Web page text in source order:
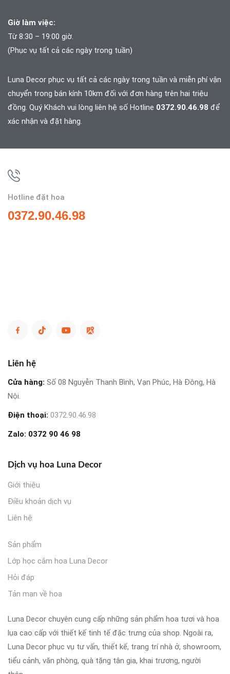
Giờ làm việc:
Từ 8:30 – 19:00 giờ.
(Phục vụ tất cả các ngày trong tuần)
Luna Decor phục vụ tất cả các ngày trong tuần và miễn phí vận
chuyển trong bán kính 10km đối với đơn hàng trên hai triệu
đồng. Quý Khách vui lòng liên hệ số Hotline 0372.90.46.98 để
xác nhận và đặt hàng.
Hotline đặt hoa
0372.90.46.98
Liên hệ
Cửa hàng: Số 08 Nguyễn Thanh Bình, Vạn Phúc, Hà Đông, Hà
Nội.
Điện thoại: 0372.90.46.98
Zalo: 0372 90 46 98
Dịch vụ hoa Luna Decor
Giới thiệu
Điều khoản dịch vụ
Liên hệ
Sản phẩm
Lớp học cắm hoa Luna Decor
Hỏi đáp
Tản mạn về hoa
Luna Decor chuyên cung cấp những sản phẩm hoa tươi và hoa
lụa cao cấp với thiết kế tinh tế đặc trưng của shop. Ngoài ra,
Luna Decor phục vụ tư vấn, thiết kế, trang trí nhà ở, showroom,
tiểu cảnh, văn phòng, quà tặng tân gia, khai trương, người